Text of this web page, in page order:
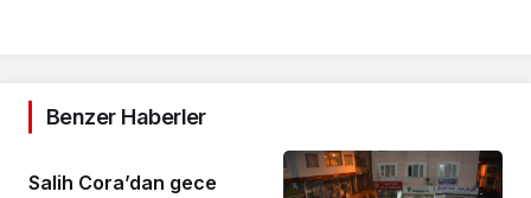
Benzer Haberler
Salih Cora’dan gece